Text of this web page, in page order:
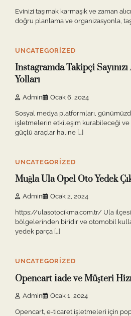
Evinizi taşımak karmaşık ve zaman
doğru planlama ve organizasyonla,
UNCATEGORIZED
Instagramda Takipçi
Yolları
Admin Ocak 6, 2024
Sosyal medya platformları,
işletmelerin etkileşim kurabileceği ve
güçlü araçlar haline […]
UNCATEGORIZED
Muğla Ula Opel Oto Yedek
Admin Ocak 2, 2024
https://ulasotocikma.com.tr/ Ula
bölgelerinden biridir ve otomobil
yedek parça […]
UNCATEGORIZED
Opencart İade ve Müşteri
Admin Ocak 1, 2024
Opencart, e-ticaret işletmeleri için